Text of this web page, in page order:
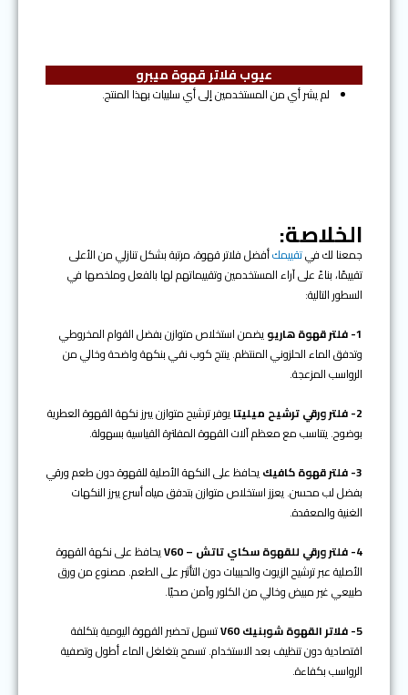
عيوب فلاتر قهوة ميبرو
لم يشر أي من المستخدمين إلى أي سلبيات بهذا المنتج.
الخلاصة:
جمعنا لك فيتقييمكأفضل فلاتر قهوة، مرتبة بشكل تنازلي من الأعلى
تقييمًا، بناءً على آراء المستخدمين وتقييماتهم لها بالفعل وملخصها في
السطور التالية:
1- فلتر قهوة هاريو
يضمن استخلاص متوازن بفضل القوام المخروطي
وتدفق الماء الحلزوني المنتظم. ينتج كوب نقي بنكهة واضحة وخالي من
الرواسب المزعجة.
2- فلتر ورقي ترشيح ميليتا
يوفر ترشيح متوازن يبرز نكهة القهوة العطرية
بوضوح. يتناسب مع معظم آلات القهوة المفلترة القياسية بسهولة.
3- فلتر قهوة كافيك
يحافظ على النكهة الأصلية للقهوة دون طعم ورقي
بفضل لب محسن. يعزز استخلاص متوازن بتدفق مياه أسرع يبرز النكهات
الغنية والمعقدة.
4- فلتر ورقي للقهوة سكاي تاتش – V60
يحافظ على نكهة القهوة
الأصلية عبر ترشيح الزيوت والحبيبات دون التأثير على الطعم. مصنوع من ورق
طبيعي غير مبيض وخالي من الكلور وآمن صحيًا.
5- فلاتر القهوة شوبنيك V60
تسهل تحضير القهوة اليومية بتكلفة
اقتصادية دون تنظيف بعد الاستخدام. تسمح بتغلغل الماء أطول وتصفية
الرواسب بكفاءة.